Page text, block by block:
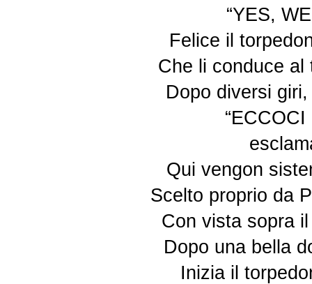
“YES,
Felice il
Che li conduce al
Dopo diversi
Qui vengon
Scelto proprio da
Con vista sopra
Dopo una bella
Inizia il